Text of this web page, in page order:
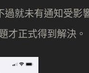
就未有通知受影
才正式得到解決。